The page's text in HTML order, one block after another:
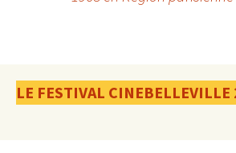
articles
LE FESTIVAL CINEBELLEVILLE